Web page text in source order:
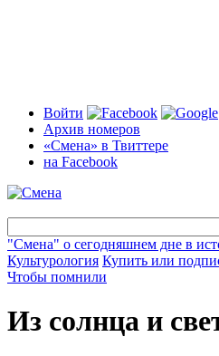
Войти
Архив номеров
«Смена» в Твиттере
на Facebook
"Смена" о сегодняшнем дне в
Культурология Купить или
Чтобы помнили
Из солнца и